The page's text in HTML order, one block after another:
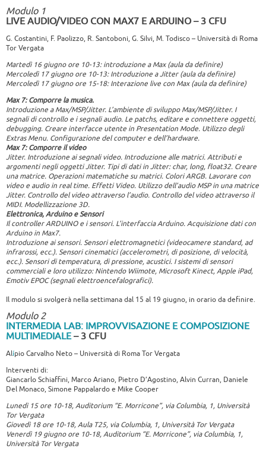
Modulo 1
LIVE AUDIO/VIDEO CON MAX7 E ARDUINO – 3 CFU
G. Costantini, F. Paolizzo, R. Santoboni, G. Silvi, M. Todisco – Università di Roma
Tor Vergata
Martedì 16 giugno ore 10-13: introduzione a Max (aula da definire)
Mercoledì 17 giugno ore 10-13: Introduzione a Jitter (aula da definire)
Mercoledì 17 giugno ore 15-18: Interazione live con Max (aula da definire)
Max 7: Comporre la musica.
Introduzione a Max/MSP/Jitter. L’ambiente di sviluppo Max/MSP/Jitter. I
segnali di controllo e i segnali audio. Le patchs, editare e connettere oggetti,
debugging. Creare interfacce utente in Presentation Mode. Utilizzo degli
Extras Menu. Configurazione del computer e dell’hardware.
Max 7: Comporre il video
Jitter. Introduzione ai segnali video. Introduzione alle matrici. Attributi e
argomenti negli oggetti Jitter. Tipi di dati in Jitter: char, long, float32. Creare
una matrice. Operazioni matematiche su matrici. Colori ARGB. Lavorare con
video e audio in real time. Effetti Video. Utilizzo dell’audio MSP in una matrice
Jitter. Controllo del video attraverso l’audio. Controllo del video attraverso il
MIDI. Modellizzazione 3D.
Elettronica, Arduino e Sensori
Il controller ARDUINO e i sensori. L’interfaccia Arduino. Acquisizione dati con
Arduino in Max7.
Introduzione ai sensori. Sensori elettromagnetici (videocamere standard, ad
infrarossi, ecc.). Sensori cinematici (accelerometri, di posizione, di velocità,
ecc.). Sensori di temperatura, di pressione, acustici. I sistemi di sensori
commerciali e loro utilizzo: Nintendo Wiimote, Microsoft Kinect, Apple iPad,
Emotiv EPOC (segnali elettroencefalografici).
Il modulo si svolgerà nella settimana dal 15 al 19 giugno, in orario da definire.
Modulo 2
INTERMEDIA LAB: IMPROVVISAZIONE E COMPOSIZIONE
MULTIMEDIALE– 3 CFU
Alípio Carvalho Neto – Università di Roma Tor Vergata
Interventi di:
Giancarlo Schiaffini, Marco Ariano, Pietro D’Agostino, Alvin Curran, Daniele
Del Monaco, Simone Pappalardo e Mike Cooper
Lunedì 15 ore 10-18, Auditorium “E. Morricone”, via Columbia, 1, Università
Tor Vergata
Giovedì 18 ore 10-18, Aula T25, via Columbia, 1, Università Tor Vergata
Venerdì 19 giugno ore 10-18, Auditorium “E. Morricone”, via Columbia, 1,
Università Tor Vergata